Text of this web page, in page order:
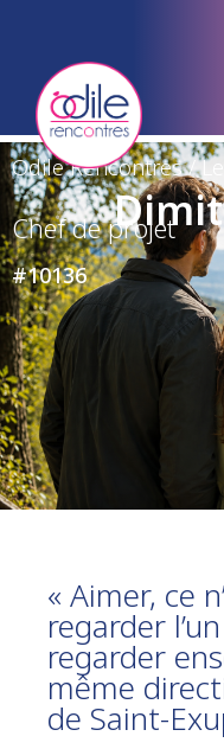
Odile Rencontres/
Chef de projet
#10136
« Aimer, ce
regarder
regarder
même
de Saint-